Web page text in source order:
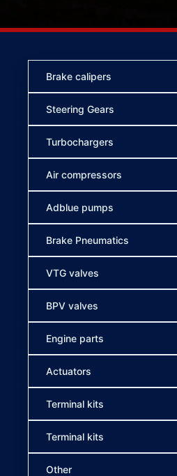
Brake calipers
Steering Gears
Turbochargers
Air compressors
Adblue pumps
Brake Pneumatics
VTG valves
BPV valves
Engine parts
Actuators
Terminal kits
Terminal kits
Other